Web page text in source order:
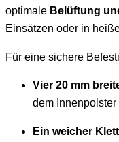
optimale Belüftung
Einsätzen oder in
Für eine sichere
Vier 20 mm
dem
Ein weicher